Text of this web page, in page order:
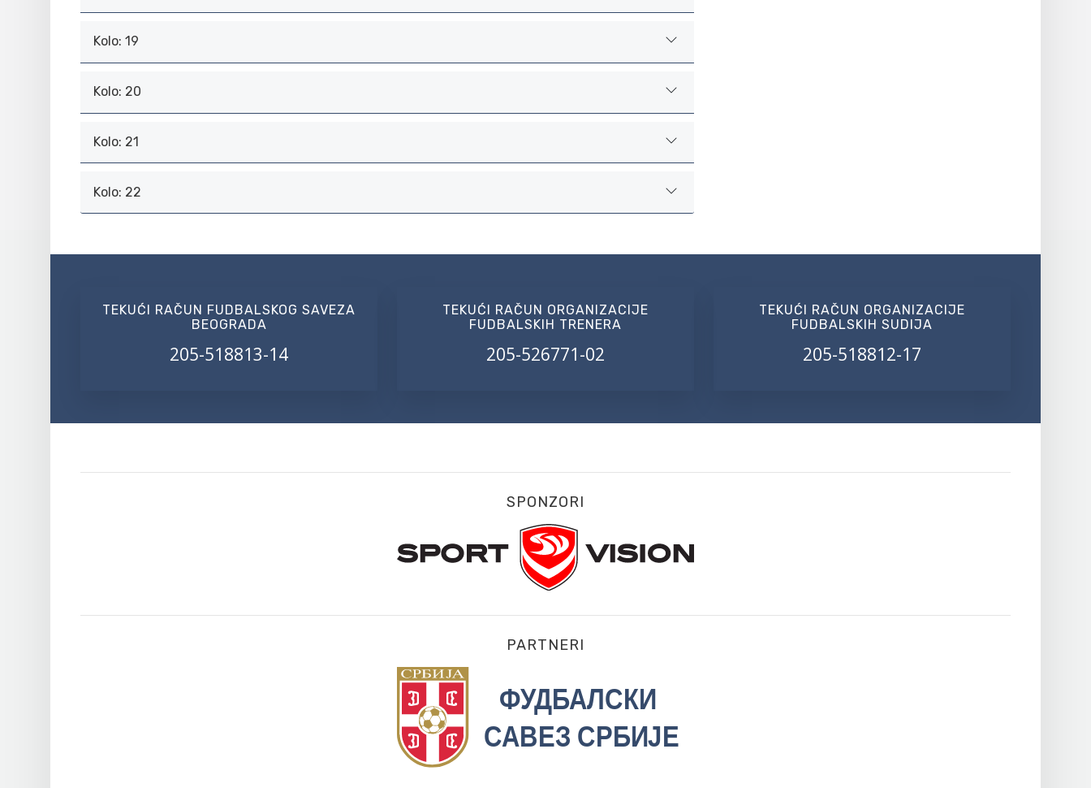
Kolo: 19
Kolo: 20
Kolo: 21
Kolo: 22
TEKUĆI RAČUN FUDBALSKOG SAVEZA
BEOGRADA
205-518813-14
TEKUĆI RAČUN ORGANIZACIJE
FUDBALSKIH TRENERA
205-526771-02
TEKUĆI RAČUN ORGANIZACIJE
FUDBALSKIH SUDIJA
205-518812-17
SPONZORI
PARTNERI